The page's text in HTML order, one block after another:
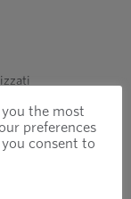
the most
preferences
consent to